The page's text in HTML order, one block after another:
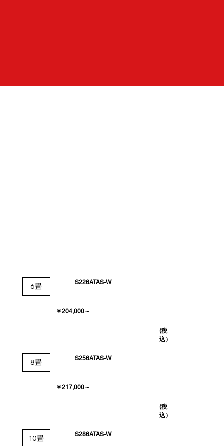
6畳 S226ATAS-W
￥204,000～
(税
込）
8畳 S256ATAS-W
￥217,000～
(税
込）
10畳 S286ATAS-W